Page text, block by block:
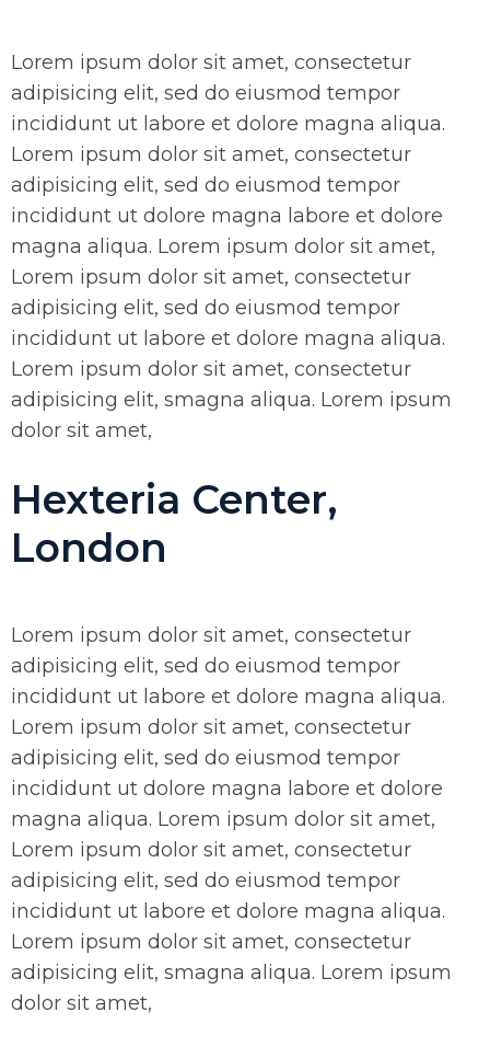
Lorem ipsum dolor sit amet, consectetur
adipisicing elit, sed do eiusmod tempor
incididunt ut labore et dolore magna aliqua.
Lorem ipsum dolor sit amet, consectetur
adipisicing elit, sed do eiusmod tempor
incididunt ut dolore magna labore et dolore
magna aliqua. Lorem ipsum dolor sit amet,
Lorem ipsum dolor sit amet, consectetur
adipisicing elit, sed do eiusmod tempor
incididunt ut labore et dolore magna aliqua.
Lorem ipsum dolor sit amet, consectetur
adipisicing elit, smagna aliqua. Lorem ipsum
dolor sit amet,
Hexteria Center,
London
Lorem ipsum dolor sit amet, consectetur
adipisicing elit, sed do eiusmod tempor
incididunt ut labore et dolore magna aliqua.
Lorem ipsum dolor sit amet, consectetur
adipisicing elit, sed do eiusmod tempor
incididunt ut dolore magna labore et dolore
magna aliqua. Lorem ipsum dolor sit amet,
Lorem ipsum dolor sit amet, consectetur
adipisicing elit, sed do eiusmod tempor
incididunt ut labore et dolore magna aliqua.
Lorem ipsum dolor sit amet, consectetur
adipisicing elit, smagna aliqua. Lorem ipsum
dolor sit amet,